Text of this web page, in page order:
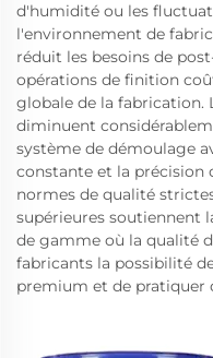
d'humidité ou les
l'environnement de
réduit les besoins de
opérations de finition
globale de la fabrication.
diminuent
système de démoulage
constante et la précision
normes de qualité
supérieures soutiennent
de gamme où la qualité
fabricants la possibilité
premium et de pratiquer